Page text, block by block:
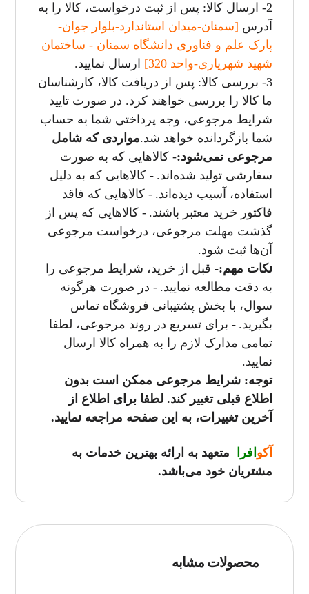
2- ارسال کالا: پس از ثبت درخواست، کالا را به
آدرس [سمنان-میدان استاندارد-بلوار جوان-
پارک علم و فناوری دانشگاه سمنان - ساختمان
شهید شهریاری-واحد 320]
ارسال نمایید.
3- بررسی کالا: پس از دریافت کالا، کارشناسان
ما کالا را بررسی خواهند کرد. در صورت تایید
شرایط مرجوعی، وجه پرداختی شما به حساب
شما بازگردانده خواهد شد.مواردی که شامل
مرجوعی نمی‌شود:- کالاهایی که به صورت
سفارشی تولید شده‌اند. - کالاهایی که به دلیل
استفاده، آسیب دیده‌اند. - کالاهایی که فاقد
فاکتور خرید معتبر باشند. - کالاهایی که پس از
گذشت مهلت مرجوعی، درخواست مرجوعی
آن‌ها ثبت شود.
نکات مهم:- قبل از خرید، شرایط مرجوعی را
به دقت مطالعه نمایید. - در صورت هرگونه
سوال، با بخش پشتیبانی فروشگاه تماس
بگیرید. - برای تسریع در روند مرجوعی، لطفا
تمامی مدارک لازم را به همراه کالا ارسال
نمایید.
توجه: شرایط مرجوعی ممکن است بدون
اطلاع قبلی تغییر کند. لطفا برای اطلاع از
آخرین تغییرات، به این صفحه مراجعه نمایید.
آکو فرا
متعهد به ارائه بهترین خدمات به
مشتریان خود می‌باشد.
محصولات مشابه